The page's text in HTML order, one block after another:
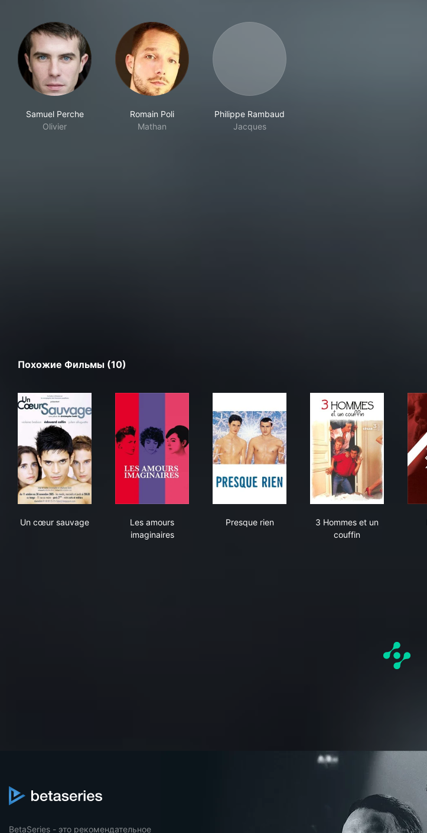
Samuel Perche
Olivier
Romain Poli
Mathan
Philippe Rambaud
Jacques
Похожие Фильмы (10)
Un cœur sauvage
Les amours
imaginaires
Presque rien
3 Hommes et un
couffin
BetaSeries - это рекомендательное